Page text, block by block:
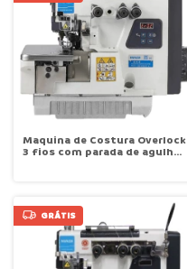
Maquina de Costura Overlock
3 fios com parada de agulha
GRÁTIS